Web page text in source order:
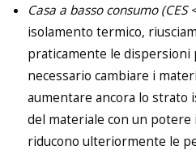
Casa a basso consumo (CES
isolamento termico,
praticamente le dispersioni
necessario cambiare i
aumentare ancora lo strato
del materiale con un potere
riducono ulteriormente le